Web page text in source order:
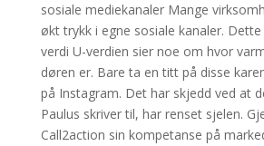
sosiale mediekanaler Mange
økt trykk i egne sosiale kanaler.
verdi U-verdien sier noe om hvor
døren er. Bare ta en titt på disse
på Instagram. Det har skjedd ved at
Paulus skriver til, har renset sjelen.
Call2action sin kompetanse på